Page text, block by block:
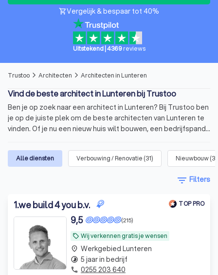
shopping_cartVergelijk & bespaar tot 40%
Uitstekend| 4369 reviews
Trustoo arrow_forward_ios Architecten arrow_forward_ios Architecten in Lunteren
Vind de beste architect in Lunteren bij Trustoo
Ben je op zoek naar een architect in Lunteren? Bij Trustoo ben
je op de juiste plek om de beste architecten van Lunteren te
vinden. Of je nu een nieuw huis wilt bouwen, een bedrijfspand
uitgebreide selectie van de beste architecten die klaar staan
om jouw ideeën te verwerkelijken. Deze architecten hebben
reviews. Vergelijk vandaag nog vier architecten in Lunteren
budget past.
Wat is een architect?
De voordelen van een professionele
architect in Lunteren
Wat is de rol van een architect?
Alle diensten Verbouwing / Renovatie (31) Nieuwbouw(
filter_list Filters
1.we build 4 you b.v. TOP PRO
local_offer Wij verkennen gratis je wensen
(215)
9,5
place Werkgebied Lunteren
timelapse 5 jaar in bedrijf
phone 0255 203 640